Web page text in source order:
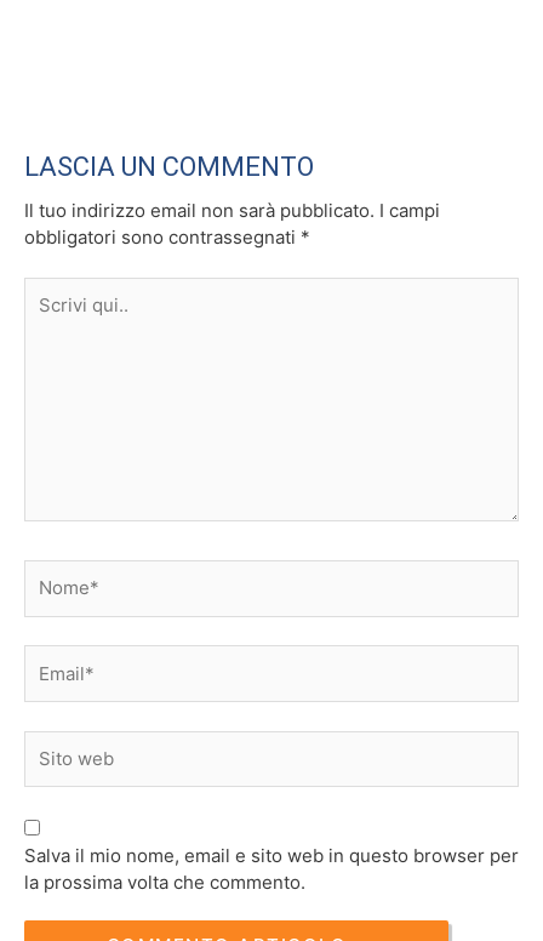
LASCIA UN COMMENTO
Il tuo indirizzo email non sarà pubblicato. I campi
obbligatori sono contrassegnati *
qui..
web
Salva il mio nome, email e sito web in questo browser per
la prossima volta che commento.